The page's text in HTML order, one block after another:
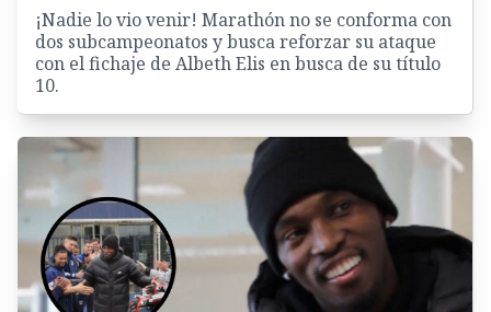
¡Nadie lo vio venir! Marathón no se conforma con
dos subcampeonatos y busca reforzar su ataque
con el fichaje de Albeth Elis en busca de su título
10.